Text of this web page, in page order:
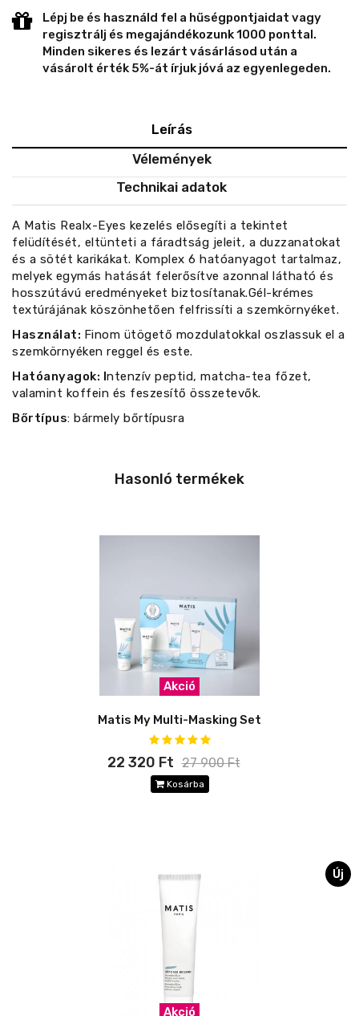
Lépj be és használd fel a hűségpontjaidat vagy
regisztrálj és megajándékozunk 1000 ponttal.
Minden sikeres és lezárt vásárlásod után a
vásárolt érték 5%-át írjuk jóvá az egyenlegeden.
Leírás
Vélemények
Technikai adatok
A Matis Realx-Eyes kezelés elősegíti a tekintet
felüdítését, eltünteti a fáradtság jeleit, a duzzanatokat
és a sötét karikákat. Komplex 6 hatóanyagot tartalmaz,
melyek egymás hatását felerősítve azonnal látható és
hosszútávú eredményeket biztosítanak.Gél-krémes
textúrájának köszönhetően felfrissíti a szemkörnyéket.
Használat: Finom ütögető mozdulatokkal oszlassuk el a
szemkörnyéken reggel és este.
Hatóanyagok: Intenzív peptid, matcha-tea főzet,
valamint koffein és feszesítő összetevők.
Bőrtípus: bármely bőrtípusra
Hasonló termékek
Akció
Matis My Multi-Masking Set
22 320 Ft 27 900 Ft
Kosárba
Új
Akció